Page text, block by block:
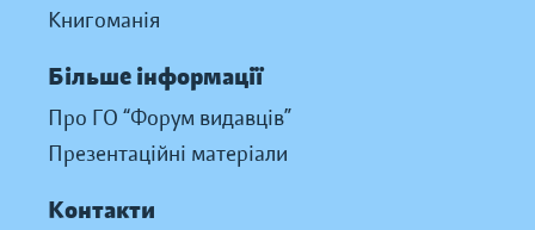
Книгоманія
Більше інформації
Про ГО “Форум видавців”
Презентаційні матеріали
Контакти